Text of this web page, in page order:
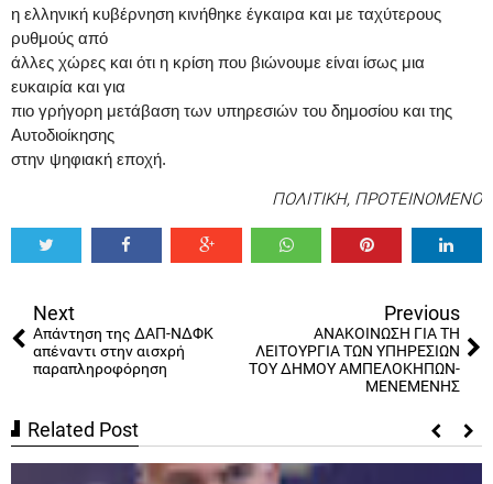
η ελληνική κυβέρνηση κινήθηκε έγκαιρα και με ταχύτερους
ρυθμούς από
άλλες χώρες και ότι η κρίση που βιώνουμε είναι ίσως μια
ευκαιρία και για
πιο γρήγορη μετάβαση των υπηρεσιών του δημοσίου και της
Αυτοδιοίκησης
στην ψηφιακή εποχή.
ΠΟΛΙΤΙΚΗ, ΠΡΟΤΕΙΝΟΜΕΝΟ
Next
Απάντηση της ΔΑΠ-ΝΔΦΚ
απέναντι στην αισχρή
παραπληροφόρηση
Previous
ΑΝΑΚΟΙΝΩΣΗ ΓΙΑ ΤΗ
ΛΕΙΤΟΥΡΓΙΑ ΤΩΝ ΥΠΗΡΕΣΙΩΝ
ΤΟΥ ΔΗΜΟΥ ΑΜΠΕΛΟΚΗΠΩΝ-
ΜΕΝΕΜΕΝΗΣ
Related Post